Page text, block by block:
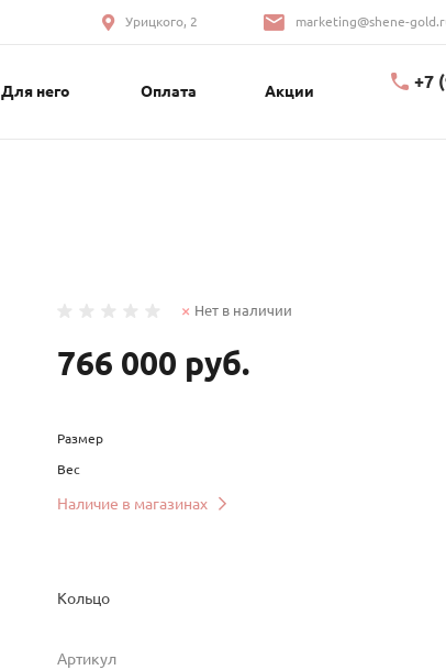
Урицкого, 2 marketing@shene-
Для него Оплата Акции
+7
Нет в наличии
766 000 руб.
Размер
Вес
Наличие в магазинах
Кольцо
Артикул